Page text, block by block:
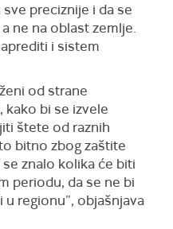
preciznije i da se
ne na oblast zemlje.
i sistem
od strane
bi se izvele
štete od raznih
bitno zbog zaštite
znalo kolika će biti
periodu, da se ne bi
regionu”, objašnjava